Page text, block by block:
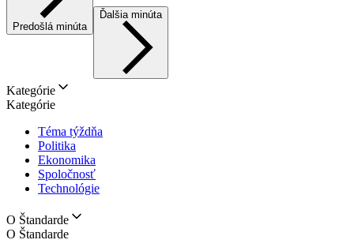
Predošlá minúta
Ďalšia minúta
Kategórie
Kategórie
Téma týždňa
Politika
Ekonomika
Spoločnosť
Technológie
O Štandarde
O Štandarde